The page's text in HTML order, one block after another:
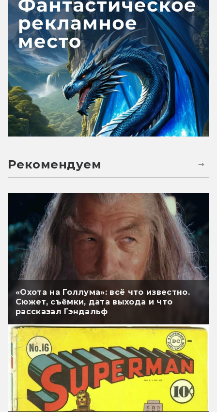
Рекомендуем
«Охота на Голлума»: всё что известно.
Сюжет, съёмки, дата выхода и что
рассказал Гэндальф